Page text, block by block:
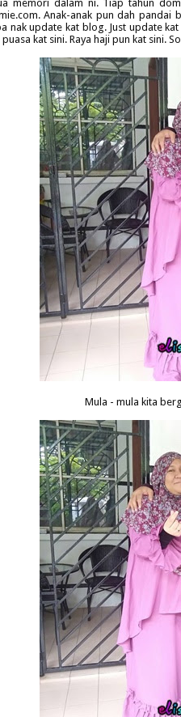
memori dalam ni. Tiap tahun
Anak-anak pun dah pandai
nak update kat blog. Just update
kat sini. Raya haji pun kat sini.
Mula - mula kita